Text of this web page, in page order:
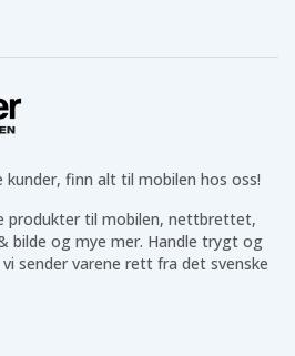
kunder, finn alt til mobilen hos oss!
produkter til mobilen, nettbrettet,
bilde og mye mer. Handle trygt og
sender varene rett fra det svenske